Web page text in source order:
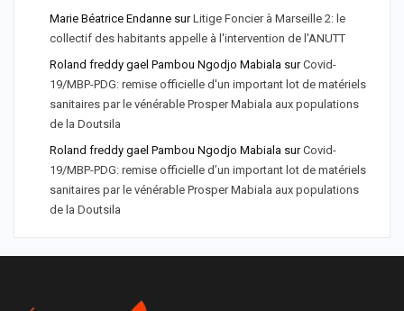
Marie Béatrice Endanne surLitige Foncier à Marseille 2: le
collectif des habitants appelle à l'intervention de l'ANUTT
Roland freddy gael Pambou Ngodjo Mabiala surCovid-
19/MBP-PDG: remise officielle d'un important lot de matériels
sanitaires par le vénérable Prosper Mabiala aux populations
de la Doutsila
Roland freddy gael Pambou Ngodjo Mabiala surCovid-
19/MBP-PDG: remise officielle d’un important lot de matériels
sanitaires par le vénérable Prosper Mabiala aux populations
de la Doutsila